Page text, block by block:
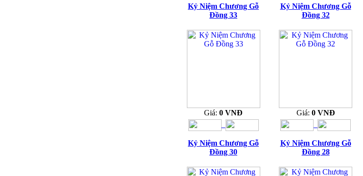
Kỷ Niệm Chương Gỗ
Đồng 33
Giá: 0 VNĐ
Kỷ Niệm Chương Gỗ
Đồng 32
Giá: 0 VNĐ
Kỷ Niệm Chương Gỗ
Đồng 30
Kỷ Niệm Chương Gỗ
Đồng 28